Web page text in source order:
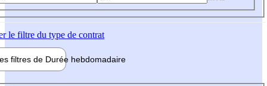
le filtre du type de contrat
filtres de Durée hebdomadaire